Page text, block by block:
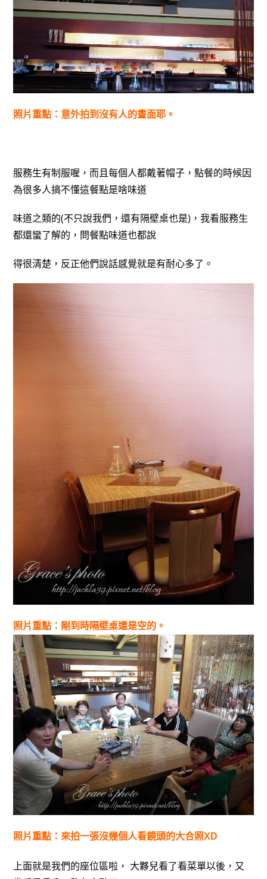
照片重點：意外拍到沒有人的畫面耶。
服務生有制服喔，而且每個人都戴著帽子，點餐的時候因
為很多人搞不懂這餐點是啥味道
味道之類的(不只說我們，還有隔壁桌也是)，我看服務生
都還蠻了解的，問餐點味道也都說
得很清楚，反正他們說話感覺就是有耐心多了。
照片重點：剛到時隔壁桌還是空的。
照片重點：來拍一張沒幾個人看鏡頭的大合照XD
上面就是我們的座位區啦， 大夥兒看了看菜單以後，又